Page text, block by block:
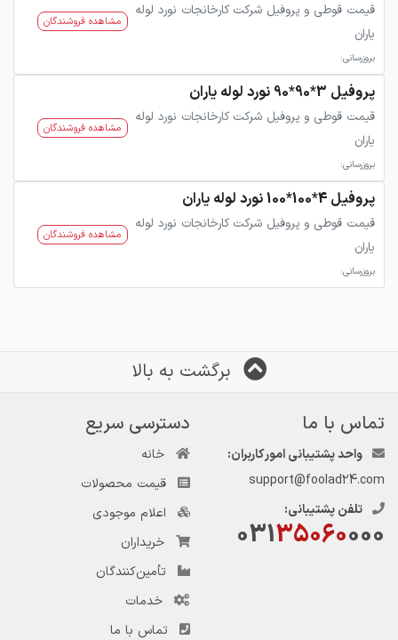
قیمت قوطی و پروفیل شرکت کارخانجات نورد لوله
یاران
بروزرسانی:
مشاهده فروشندگان
پروفیل 3*90*90 نورد لوله یاران
قیمت قوطی و پروفیل شرکت کارخانجات نورد لوله
یاران
بروزرسانی:
مشاهده فروشندگان
پروفیل 4*100*100 نورد لوله یاران
قیمت قوطی و پروفیل شرکت کارخانجات نورد لوله
یاران
بروزرسانی:
مشاهده فروشندگان
برگشت به بالا
تماس با ما
واحد پشتیبانی امور کاربران:
support@foolad24.com
تلفن پشتیبانی:
03135060000
دسترسی سریع
خانه
قیمت محصولات
اعلام موجودی
خریداران
تأمین‌کنندگان
خدمات
تماس با ما